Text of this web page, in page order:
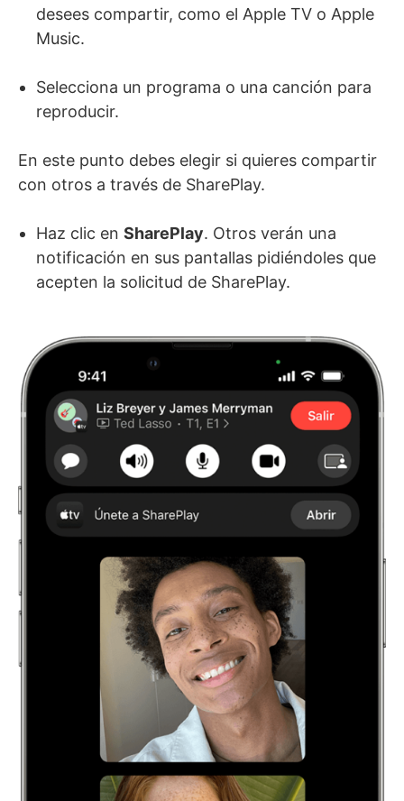
desees compartir, como el Apple TV o Apple
Music.
Selecciona un programa o una canción para
reproducir.
En este punto debes elegir si quieres compartir
con otros a través de SharePlay.
Haz clic en SharePlay. Otros verán una
notificación en sus pantallas pidiéndoles que
acepten la solicitud de SharePlay.